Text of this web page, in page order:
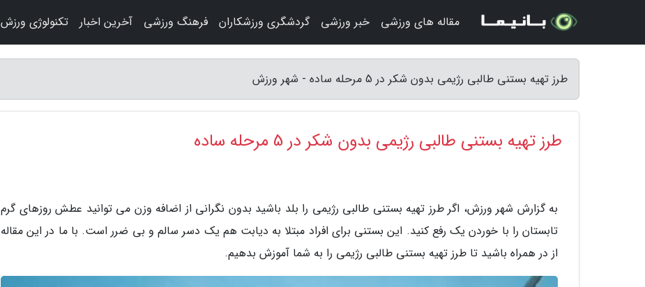
طرز تهیه بستنی طالبی رژیمی بدون شکر در 5 مرحله ساده - شهر ورزش
طرز تهیه بستنی طالبی رژیمی بدون شکر در 5 مرحله ساده
به گزارش شهر ورزش، اگر طرز تهیه بستنی طالبی رژیمی را بلد باشید بدون نگرانی از اضافه وزن می توانید عطش روزهای گرم
تابستان را با خوردن یک رفع کنید. این بستنی برای افراد مبتلا به دیابت هم یک دسر سالم و بی ضرر است. با ما در این مقاله
از در همراه باشید تا طرز تهیه بستنی طالبی رژیمی را به شما آموزش بدهیم.
مقاله های ورزشی خبر ورزشی گردشگری ورزشکاران فرهنگ ورزشی آخرین اخبار تکنولوژی ورزش